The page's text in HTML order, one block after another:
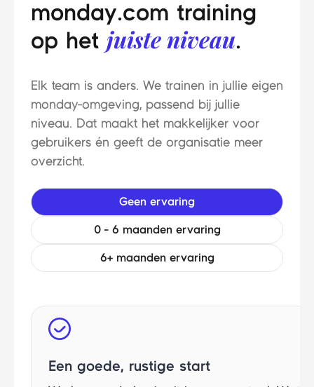
monday.com training
op het juiste niveau.
Elk team is anders. We trainen in jullie eigen
monday-omgeving, passend bij jullie
niveau. Dat maakt het makkelijker voor
gebruikers én geeft de organisatie meer
overzicht.
Geen ervaring
0 - 6 maanden ervaring
6+ maanden ervaring
Een goede, rustige start